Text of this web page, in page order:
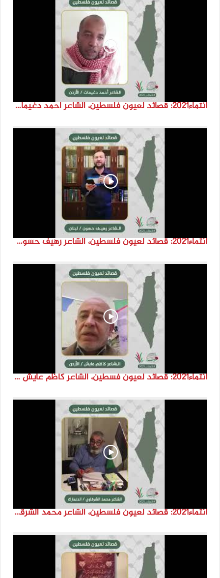
انتماء2021: قصائد لعيون فلسطين، الشاعر احمد دغيمات، الاردن
انتماء2021: قصائد لعيون فلسطين، الشاعر رهيف حسون، لبنان
انتماء2021: قصائد لعيون فسطين، الشاعر كاظم عايش ،الاردن
انتماء2021: قصائد لعيون فلسطين، الشاعر محمد الشرقاوي ،الدنمارك